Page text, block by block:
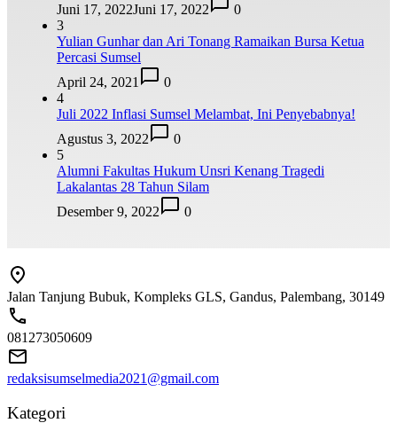
Juni 17, 2022Juni 17, 2022
0
3
Yulian Gunhar dan Ari Tonang Ramaikan Bursa Ketua
Percasi Sumsel
April 24, 2021
0
4
Juli 2022 Inflasi Sumsel Melambat, Ini Penyebabnya!
Agustus 3, 2022
0
5
Alumni Fakultas Hukum Unsri Kenang Tragedi
Lakalantas 28 Tahun Silam
Desember 9, 2022
0
Jalan Tanjung Bubuk, Kompleks GLS, Gandus, Palembang, 30149
081273050609
redaksisumselmedia2021@gmail.com
Kategori